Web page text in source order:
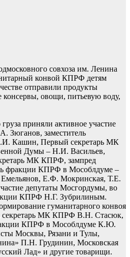
совхоза им. Ленина
конвой КПРФ детям
отправили продукты
овощи, питьевую воду,
приняли активное участие
Зюганов, заместитель
Кашин, Первый секретарь МК
Думы – Н.И. Васильев,
МК КПРФ, зампред
фракции КПРФ в Мособлдуме –
Е.Ф. Мокринская, Т.Е.
депутаты Мосгордумы, во
КПРФ Н.Г. Зубрилиным.
гуманитарного конвоя
секретарь МК КПРФ В.Н. Стасюк,
КПРФ в Мособлдуме К.Ю.
Москвы, Рязани и Тулы,
П.Н. Грудинин, Московская
Лад» и другие товарищи.